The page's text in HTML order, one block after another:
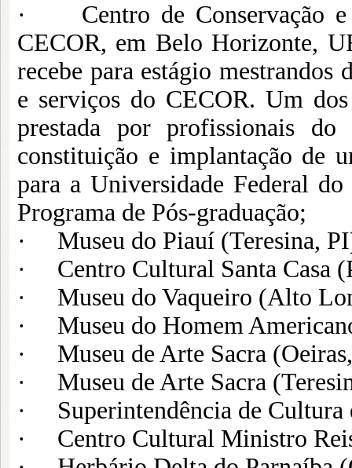
· Centro de Conservação e
CECOR, em Belo Horizonte,
recebe para estágio mestrandos
e serviços do CECOR. Um
prestada por profissionais
constituição e implantação de
para a Universidade Federal
Programa de Pós-graduação;
· Museu do Piauí (Teresina,
· Centro Cultural Santa Casa
· Museu do Vaqueiro (Alto
· Museu do Homem
· Museu de Arte Sacra
· Museu de Arte Sacra
· Superintendência de Cultura
· Centro Cultural Ministro